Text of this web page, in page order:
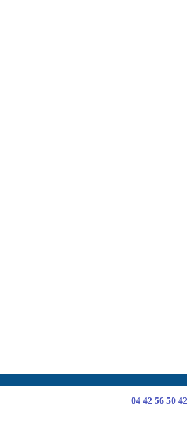
04 42 56 50 42